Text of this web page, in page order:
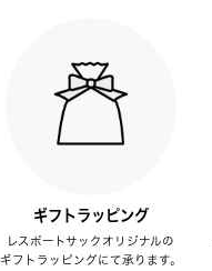
ギフトラッピング
レスポートサックオリジナルの
ギフトラッピングにて承ります。